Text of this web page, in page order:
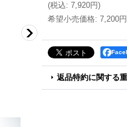
(税込: 7,920円)
希望小売価格: 7,200円
返品特約に関する